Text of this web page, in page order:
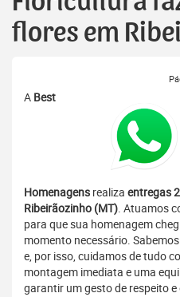
flores em
A Best
Homenagens realiza entregas
Ribeirãozinho (MT). Atuamos
para que sua homenagem
momento necessário.
e, por isso, cuidamos de tudo
montagem imediata e uma
garantir um gesto de respeito e